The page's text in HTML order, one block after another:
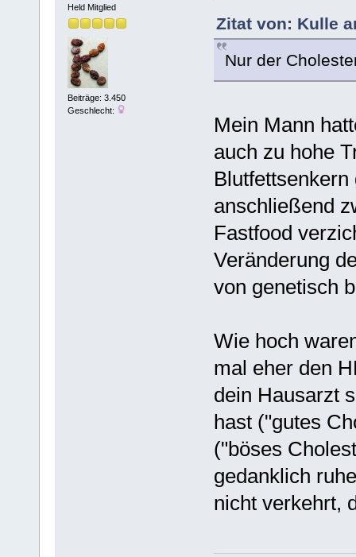
Held Mitglied
Beiträge: 3.450
Geschlecht:
Zitat von: Kulle
Nur der
Mein Mann
auch zu hohe
anschließend
Fastfood
Veränderung
von genetisch
Wie hoch
mal eher den
dein Hausarzt
hast ("gutes
("böses
gedanklich
nicht verkehrt,